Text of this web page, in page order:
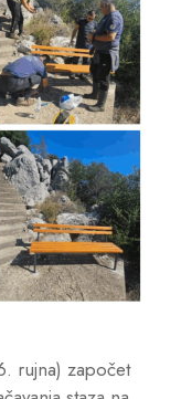
rujna) započet